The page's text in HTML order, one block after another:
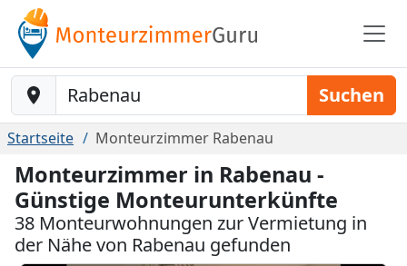
Baustelle-Location Suchen
Startseite Monteurzimmer Rabenau
Monteurzimmer in Rabenau -
Günstige Monteurunterkünfte
38 Monteurwohnungen zur Vermietung in
der Nähe von Rabenau gefunden